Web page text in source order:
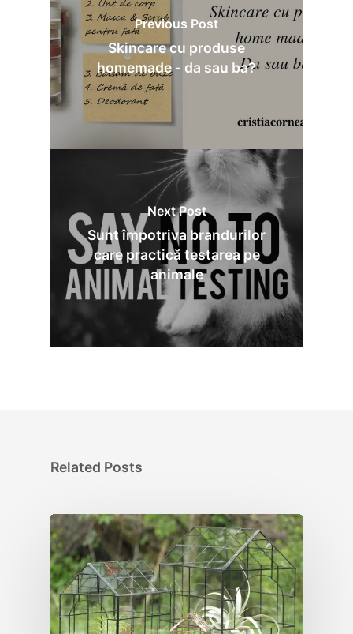
Previous Post
Skincare cu produse
homemade - da sau ba?
Next Post
Sunt împotriva brandurilor
care practică testarea pe
animale
Related Posts